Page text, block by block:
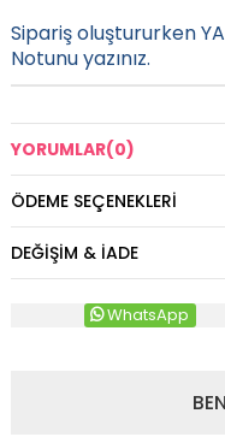
Sipariş oluştururken
Notunu yazınız.
YORUMLAR(0)
ÖDEME SEÇENEKLERI
DEĞIŞIM & İADE
WhatsApp